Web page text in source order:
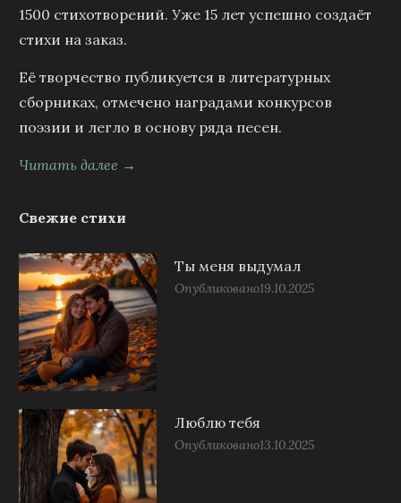
1500 стихотворений. Уже 15 лет успешно создаёт
стихи на заказ.
Её творчество публикуется в литературных
сборниках, отмечено наградами конкурсов
поэзии и легло в основу ряда песен.
Читать далее →
Свежие стихи
Ты меня выдумал
Опубликовано19.10.2025
Люблю тебя
Опубликовано13.10.2025